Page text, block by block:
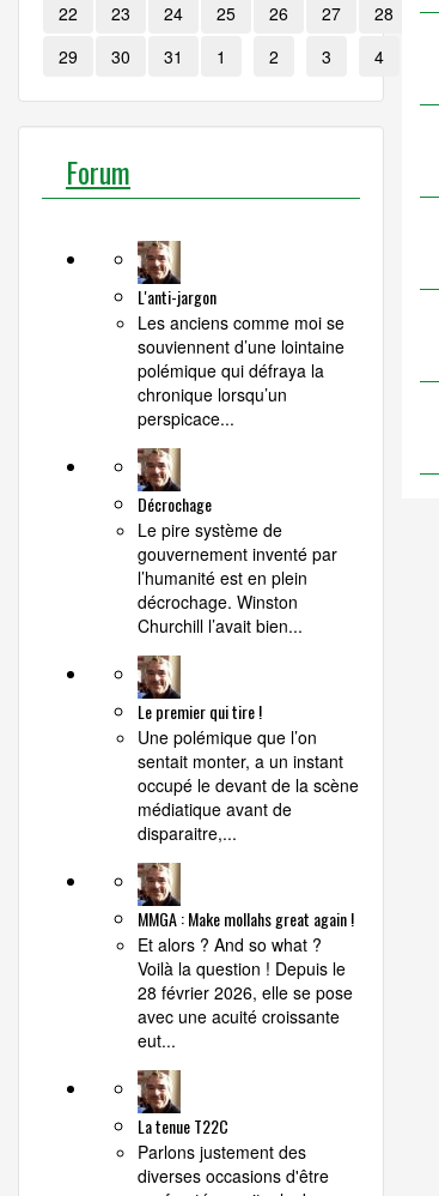
22
23 24 25 26 27
28
29
30 31 1 2 3 4
Forum
L'anti-jargon
Les anciens comme moi se
souviennent d’une lointaine
polémique qui défraya la
chronique lorsqu’un
perspicace...
Décrochage
Le pire système de
gouvernement inventé par
l’humanité est en plein
décrochage. Winston
Churchill l’avait bien...
Le premier qui tire !
Une polémique que l’on
sentait monter, a un instant
occupé le devant de la scène
médiatique avant de
disparaitre,...
MMGA : Make mollahs great again !
Et alors ? And so what ?
Voilà la question ! Depuis le
28 février 2026, elle se pose
avec une acuité croissante
eut...
La tenue T22C
Parlons justement des
diverses occasions d'être